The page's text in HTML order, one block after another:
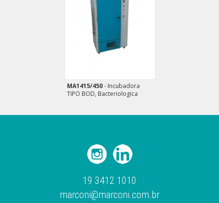
MA1415/450- Incubadora
TIPO BOD, Bacteriologica
19 3412 1010
marconi@marconi.com.br